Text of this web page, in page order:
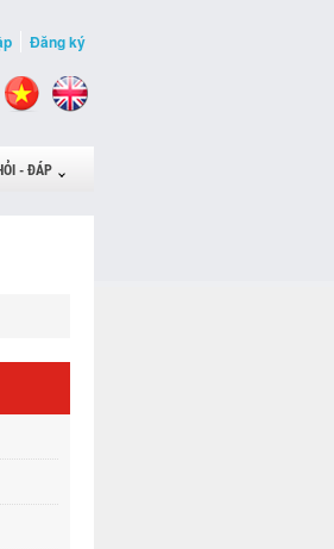
Đăng ký
- ĐÁP